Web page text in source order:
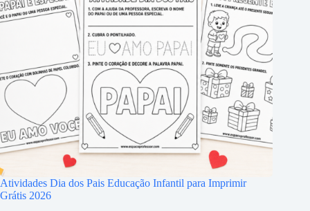
Atividades Dia dos Pais Educação Infantil para Imprimir
Grátis 2026